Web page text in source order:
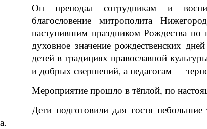
Он преподал сотрудникам и
благословение митрополита
наступившим праздником Рождества
духовное значение рождественских
детей в традициях православной
и добрых свершений, а педагогам —
Мероприятие прошло в тёплой, по
Дети подготовили для гостя